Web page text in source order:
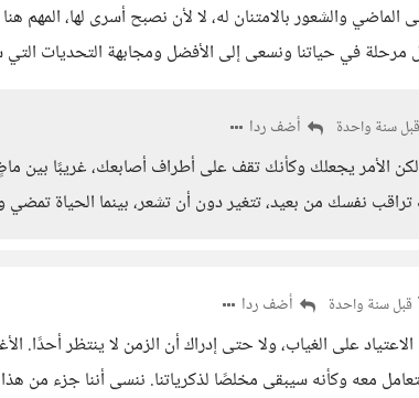
الماضي والشعور بالامتنان له، لا لأن نصبح أسرى لها، المهم
مرحلة في حياتنا ونسعى إلى الأفضل ومجابهة التحديات التي
قبل سنة واحدة أضف ردا
لكن الأمر يجعلك وكأنك تقف على أطراف أصابعك، غريبًا
نفسك من بعيد، تتغير دون أن تشعر، بينما الحياة تمضي
قبل سنة واحدة أضف ردا
على الغياب، ولا حتى إدراك أن الزمن لا ينتظر أحدًا.
معه وكأنه سيبقى مخلصًا لذكرياتنا. ننسى أننا جزء من